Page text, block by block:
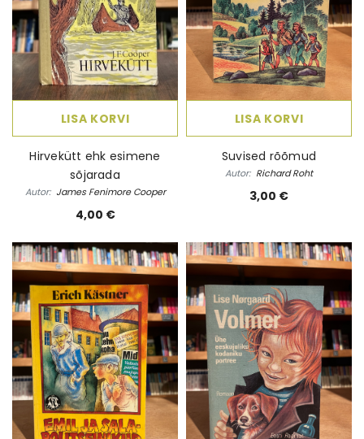
LISA KORVI
Hirvekütt ehk esimene
sõjarada
Autor: James Fenimore Cooper
4,00 €
LISA KORVI
Suvised rõõmud
Autor: Richard Roht
3,00 €